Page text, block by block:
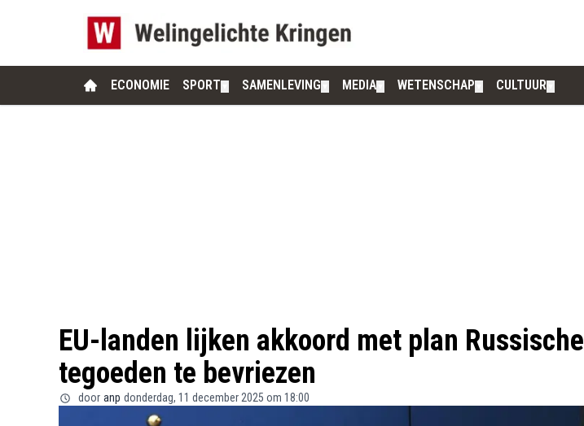
ECONOMIE SPORT SAMENLEVING MEDIA WETENSCHAP CULTUUR
EU-landen lijken akkoord met plan Russische
tegoeden te bevriezen
door anp donderdag, 11 december 2025 om 18:00